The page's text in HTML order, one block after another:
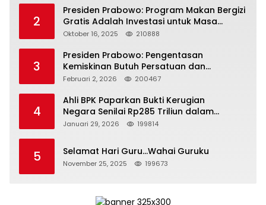
2
Presiden Prabowo: Program Makan Bergizi
Gratis Adalah Investasi untuk Masa
Depan Bangsa
Oktober 16, 2025 210888
3
Presiden Prabowo: Pengentasan
Kemiskinan Butuh Persatuan dan
Kepemimpinan yang Bertanggung Jawab
Februari 2, 2026 200467
4
Ahli BPK Paparkan Bukti Kerugian
Negara Senilai Rp285 Triliun dalam
Persidangan Korupsi PT Pertamina
Januari 29, 2026 199814
5 Selamat Hari Guru…Wahai Guruku
November 25, 2025 199673